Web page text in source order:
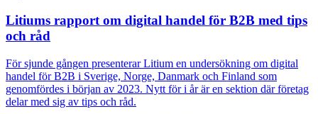
Litiums rapport om digital handel för B2B med tips
och råd
För sjunde gången presenterar Litium en undersökning om digital
handel för B2B i Sverige, Norge, Danmark och Finland som
genomfördes i början av 2023. Nytt för i år är en sektion där företag
delar med sig av tips och råd.